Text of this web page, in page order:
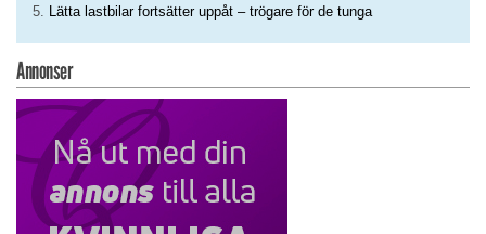
Lätta lastbilar fortsätter uppåt – trögare för de tunga
Annonser